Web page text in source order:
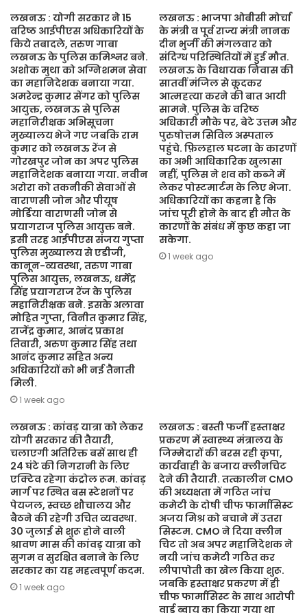
लखनऊ : योगी सरकार ने 15
वरिष्ठ आईपीएस अधिकारियों के
किये तबादले, तरुण गाबा
लखनऊ के पुलिस कमिश्नर बने.
अशोक मुथा को अग्निशमन सेवा
का महानिदेशक बनाया गया.
अमरेन्द्र कुमार सेंगर को पुलिस
आयुक्त, लखनऊ से पुलिस
महानिरीक्षक अभिसूचना
मुख्यालय भेजे गए जबकि राम
कुमार को लखनऊ रेंज से
गोरखपुर जोन का अपर पुलिस
महानिदेशक बनाया गया. नवीन
अरोरा को तकनीकी सेवाओं से
वाराणसी जोन और पीयूष
मोर्डिया वाराणसी जोन से
प्रयागराज पुलिस आयुक्त बने.
इसी तरह आईपीएस संजय गुप्ता
पुलिस मुख्यालय से एडीजी,
कानून-व्यवस्था, तरुण गाबा
पुलिस आयुक्त, लखनऊ, धर्मेंद्र
सिंह प्रयागराज रेंज के पुलिस
महानिरीक्षक बने. इसके अलावा
मोहित गुप्ता, विनीत कुमार सिंह,
राजेंद्र कुमार, आनंद प्रकाश
तिवारी, अरुण कुमार सिंह तथा
आनंद कुमार सहित अन्य
अधिकारियों को भी नई तैनाती
मिली.
1 week ago
लखनऊ : भाजपा ओबीसी मोर्चा
के मंत्री व पूर्व राज्य मंत्री नानक
दीन भुर्जी की मंगलवार को
संदिग्ध परिस्थितियों में हुई मौत.
लखनऊ के विधायक निवास की
सातवीं मंजिल से कूदकर
आत्महत्या करने की बात आयी
सामने. पुलिस के वरिष्ठ
अधिकारी मौके पर, बेटे उत्तम और
पुरुषोत्तम सिविल अस्पताल
पहुंचे. फ़िलहाल घटना के कारणों
का अभी आधिकारिक खुलासा
नहीं, पुलिस ने शव को कब्जे में
लेकर पोस्टमार्टम के लिए भेजा.
अधिकारियों का कहना है कि
जांच पूरी होने के बाद ही मौत के
कारणों के संबंध में कुछ कहा जा
सकेगा.
1 week ago
लखनऊ : कांवड़ यात्रा को लेकर
योगी सरकार की तैयारी,
चलाएगी अतिरिक्त बसें साथ ही
24 घंटे की निगरानी के लिए
एक्टिव रहेगा कंट्रोल रूम. कांवड़
मार्ग पर स्थित बस स्टेशनों पर
पेयजल, स्वच्छ शौचालय और
बैठने की रहेगी उचित व्यवस्था.
30 जुलाई से शुरू होने वाली
श्रावण मास की कांवड़ यात्रा को
सुगम व सुरक्षित बनाने के लिए
सरकार का यह महत्वपूर्ण कदम.
1 week ago
लखनऊ : बस्ती फर्जी हस्ताक्षर
प्रकरण में स्वास्थ्य मंत्रालय के
जिम्मेदारों की बरस रही कृपा,
कार्यवाही के बजाय क्लीनचिट
देने की तैयारी. तत्कालीन CMO
की अध्यक्षता में गठित जांच
कमेटी के दोषी चीफ फार्मासिस्ट
अजय मिश्र को बचाने में उतरा
सिस्टम. CMO ने दिया क्लीन
चिट तो अब अपर महानिदेशक ने
नयी जांच कमेटी गठित कर
लीपापोती का खेल किया शुरू.
जबकि हस्ताक्षर प्रकरण में ही
चीफ फार्मासिस्ट के साथ आरोपी
वार्ड ब्वाय का किया गया था